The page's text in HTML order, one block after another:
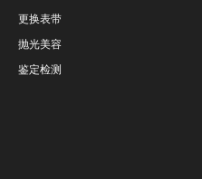
更换表带
抛光美容
鉴定检测